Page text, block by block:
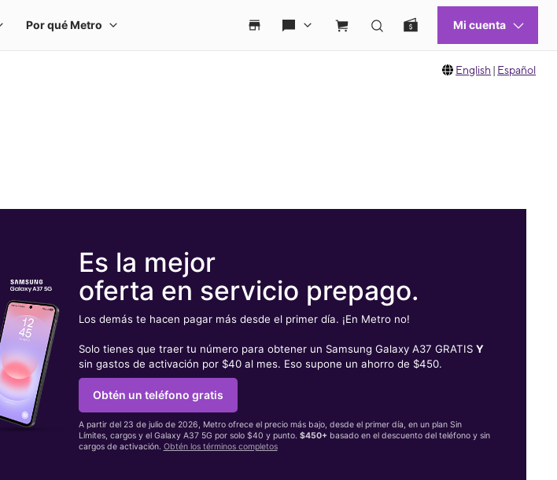
English | Español
Es la mejor
oferta en servicio prepago.
Los demás te hacen pagar más desde el primer día. ¡En Metro no!
Solo tienes que traer tu número para obtener un Samsung Galaxy A37 GRATIS Y
sin gastos de activación por $40 al mes. Eso supone un ahorro de $450.
Obtén un teléfono gratis
A partir del 23 de julio de 2026, Metro ofrece el precio más bajo, desde el primer día, en un plan Sin
Límites, cargos y el Galaxy A37 5G por solo $40 y punto. $450+basado en el descuento del teléfono y sin
cargos de activación. Obtén los términos completos